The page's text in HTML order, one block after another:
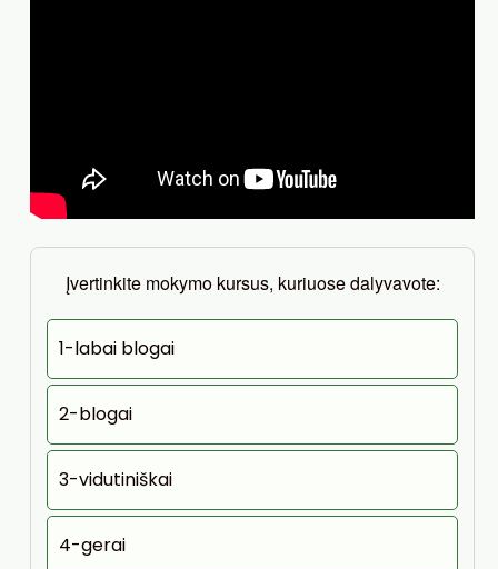
Įvertinkite mokymo kursus, kuriuose dalyvavote:
1-labai blogai
2-blogai
3-vidutiniškai
4-gerai